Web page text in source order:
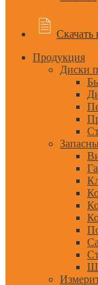
Скачать
Продукция
Диски